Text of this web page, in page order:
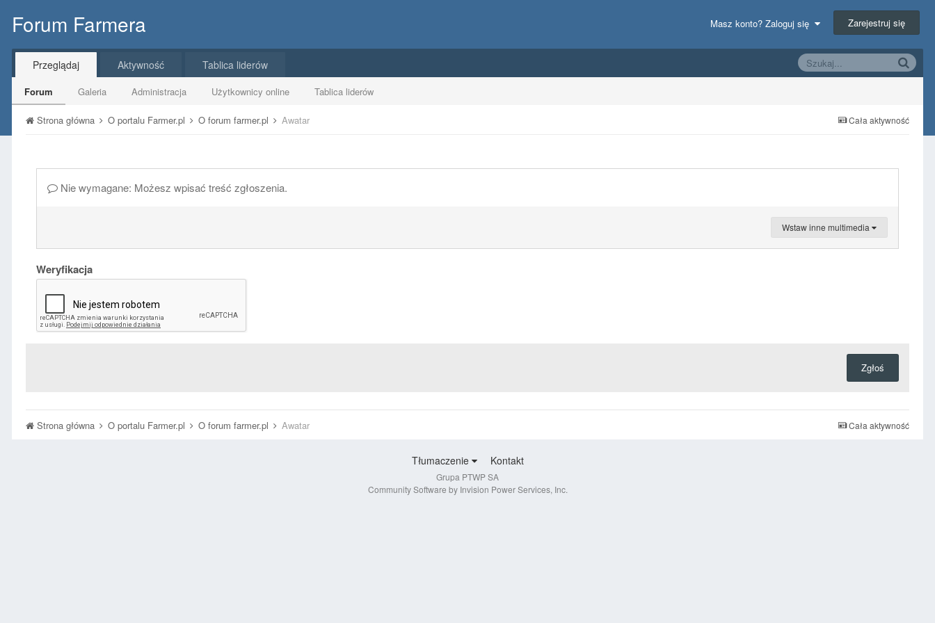
Forum Farmera Masz konto? Zaloguj się Zarejestruj się
Przeglądaj
Forum Galeria Administracja Użytkownicy online Tablica liderów
Aktywność Tablica liderów
Cała aktywność
Strona główna O portalu Farmer.pl O forum farmer.pl Awatar
Nie wymagane: Możesz wpisać treść zgłoszenia.
Wstaw inne multimedia
Weryfikacja
Zgłoś
Cała aktywność
Strona główna O portalu Farmer.pl O forum farmer.pl Awatar
Tłumaczenie Kontakt
Grupa PTWP SA
Community Software by Invision Power Services, Inc.